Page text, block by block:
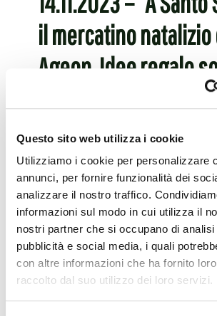
Questo sito web utilizza i cookie
Utilizziamo i cookie per personalizzare
annunci, per fornire funzionalità dei
analizzare il nostro traffico.
informazioni sul modo in cui utilizza il
nostri partner che si occupano di analisi
pubblicità e social media, i quali
con altre informazioni che ha fornito
raccolto dal suo utilizzo dei loro servizi.
il mercatino natalizio
Ageop. Idee regalo
per tutti, si parte
L’articolo del Resto del Carlino sul
Ageop Ricerca Odv in
quartiere S. Stefano e A.I.C.S. ;